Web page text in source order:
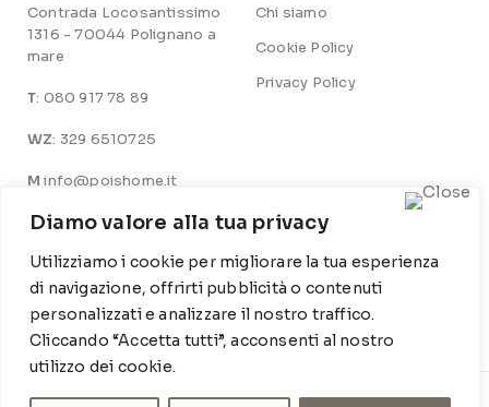
Diamo valore alla tua privacy
Utilizziamo i cookie per migliorare la tua esperienza
di navigazione, offrirti pubblicità o contenuti
personalizzati e analizzare il nostro traffico.
Cliccando “Accetta tutti”, acconsenti al nostro
utilizzo dei cookie.
Contrada Locosantissimo
1316 - 70044 Polignano a
mare
T: 080 917 78 89
WZ: 329 6510725
M info@poishome.it
Chi siamo
Cookie Policy
Privacy Policy
Facebook
Instagram
Lun-Ven: